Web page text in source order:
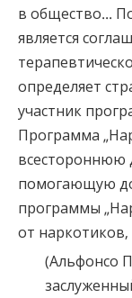
в общество...
является
определяет
участник
Программа
всестороннюю
помогающую
программы
от
(Альфонсо